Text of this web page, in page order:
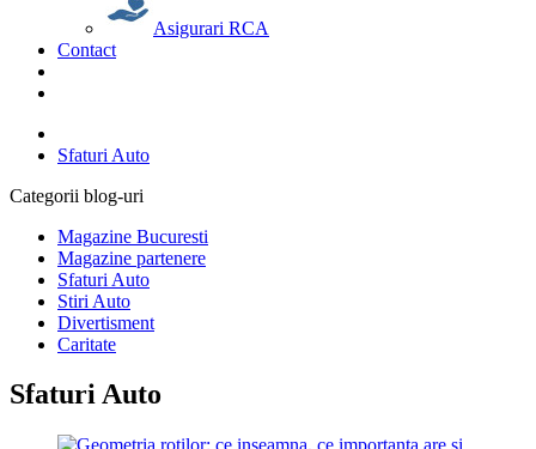
Asigurari RCA
Contact
Sfaturi Auto
Categorii blog-uri
Magazine Bucuresti
Magazine partenere
Sfaturi Auto
Stiri Auto
Divertisment
Caritate
Sfaturi Auto